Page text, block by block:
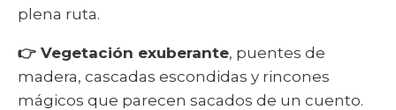
plena ruta.
👉 Vegetación exuberante, puentes de
madera, cascadas escondidas y rincones
mágicos que parecen sacados de un cuento.